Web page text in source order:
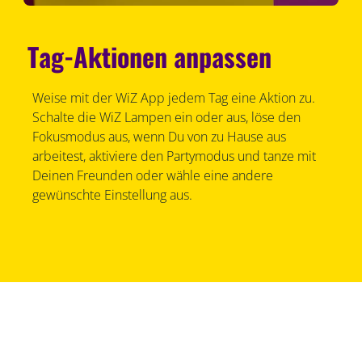
Tag-Aktionen anpassen
Weise mit der WiZ App jedem Tag eine Aktion zu.
Schalte die WiZ Lampen ein oder aus, löse den
Fokusmodus aus, wenn Du von zu Hause aus
arbeitest, aktiviere den Partymodus und tanze mit
Deinen Freunden oder wähle eine andere
gewünschte Einstellung aus.